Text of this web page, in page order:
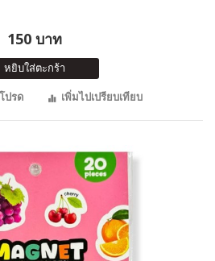
150 บาท
หยิบใส่ตะกร้า
ปรด
เพิ่มไปเปรียบเทียบ